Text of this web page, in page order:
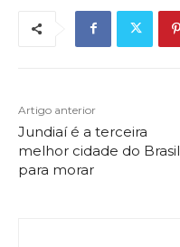
Artigo anterior
Jundiaí é a terceira
melhor cidade do Brasil
para morar